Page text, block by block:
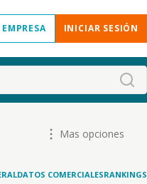
INICIAR SESIÓN
Mas opciones
DATOS COMERCIALESRANKINGS